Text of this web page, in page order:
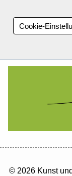
Cookie-
© 2026 Kunst